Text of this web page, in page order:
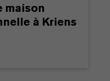
maison
à Kriens